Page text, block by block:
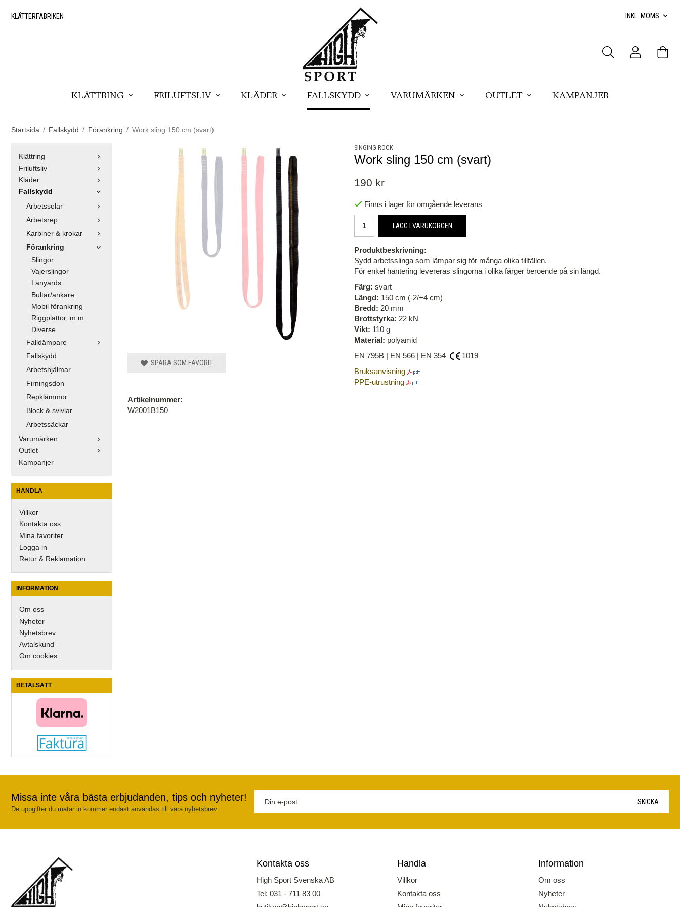
KLÄTTERFABRIKEN
KLÄTTRING FRILUFTSLIV KLÄDER FALLSKYDD VARUMÄRKEN OUTLET KAMPANJER
Startsida / Fallskydd / Förankring / Work sling 150 cm (svart)
Klättring
Friluftsliv
Kläder
Fallskydd
Arbetsselar
Arbetsrep
Karbiner & krokar
Förankring
Slingor
Vajerslingor
Lanyards
Bultar/ankare
Mobil förankring
Riggplattor, m.m.
Diverse
Falldämpare
Fallskydd
Arbetshjälmar
Firningsdon
Repklämmor
Block & svivlar
Arbetssäckar
Varumärken
Outlet
Kampanjer
HANDLA
Villkor
Kontakta oss
Mina favoriter
Logga in
Retur & Reklamation
INFORMATION
Om oss
Nyheter
Nyhetsbrev
Avtalskund
Om cookies
BETALSÄTT
SINGING ROCK
Work sling 150 cm (svart)
190 kr
Finns i lager för omgående leverans
LÄGG I VARUKORGEN
Produktbeskrivning:
Sydd arbetsslinga som lämpar sig för många olika tillfällen.
För enkel hantering levereras slingorna i olika färger beroende på sin längd.
Färg: svart
Längd: 150 cm (-2/+4 cm)
Bredd: 20 mm
Brottstyrka: 22 kN
Vikt: 110 g
Material: polyamid
EN 795B | EN 566 | EN 354
1019
Bruksanvisning
PPE-utrustning
SPARA SOM FAVORIT
Artikelnummer:
W2001B150
Missa inte våra bästa erbjudanden, tips och nyheter!
De uppgifter du matar in kommer endast användas till våra nyhetsbrev.
SKICKA
Kontakta oss
High Sport Svenska AB
Tel: 031 - 711 83 00
Handla
Villkor
Kontakta oss
Information
Om oss
Nyheter